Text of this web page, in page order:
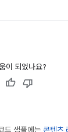
이 되었나요?
드 샘플에는 콘텐츠